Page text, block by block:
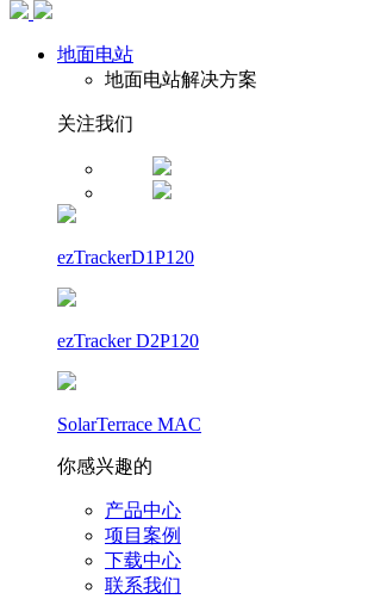
地面电站
地面电站解决方案
关注我们
ezTrackerD1P120
ezTracker D2P120
SolarTerrace MAC
你感兴趣的
产品中心
项目案例
下载中心
联系我们